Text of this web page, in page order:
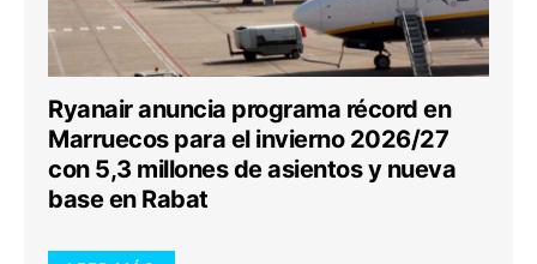
Ryanair anuncia programa récord en
Marruecos para el invierno 2026/27
con 5,3 millones de asientos y nueva
base en Rabat